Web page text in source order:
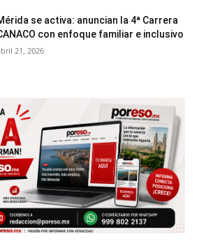
se activa: anuncian la 4ª Carrera
con enfoque familiar e inclusivo
21, 2026